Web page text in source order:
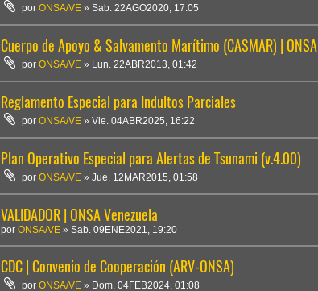
porONSA/VE »Sab. 22AGO2020, 17:05
Cuerpo de Apoyo & Salvamento Marítimo (CASMAR) | ONSA
porONSA/VE » Lun. 22ABR2013, 01:42
Reglamento Especial para Indultos Parciales
porONSA/VE »Vie. 04ABR2025, 16:22
Plan Operativo Especial para Alertas de Tsunami (v.4.00)
porONSA/VE »Jue. 12MAR2015, 01:58
VALIDADOR | ONSA Venezuela
por ONSA/VE » Sab. 09ENE2021, 19:20
CDC | Convenio de Cooperación (ARV-ONSA)
porONSA/VE » Dom. 04FEB2024, 01:08